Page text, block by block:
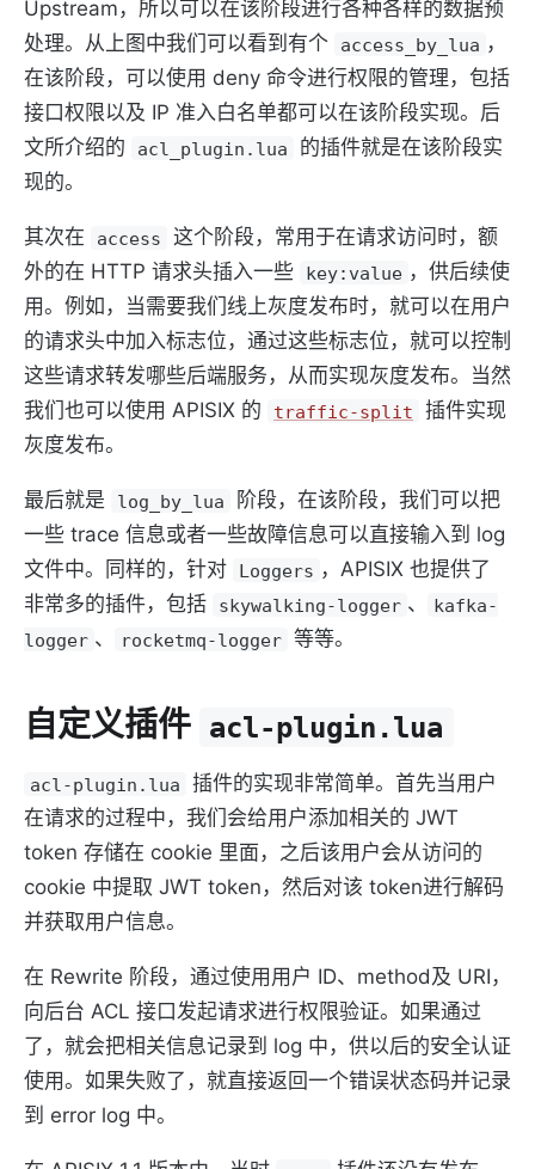
Upstream，所以可以在该阶段进行各种各样的数据预
处理。从上图中我们可以看到有个
access_by_lua ，
在该阶段，可以使用 deny 命令进行权限的管理，包括
接口权限以及 IP 准入白名单都可以在该阶段实现。后
文所介绍的
acl_plugin.lua
的插件就是在该阶段实
现的。
其次在 access
这个阶段，常用于在请求访问时，额
外的在 HTTP 请求头插入一些
key:value ，供后续使
用。例如，当需要我们线上灰度发布时，就可以在用户
的请求头中加入标志位，通过这些标志位，就可以控制
这些请求转发哪些后端服务，从而实现灰度发布。当然
我们也可以使用 APISIX 的
traffic-split
插件实现
灰度发布。
最后就是 log_by_lua
阶段，在该阶段，我们可以把
一些 trace 信息或者一些故障信息可以直接输入到 log
文件中。同样的，针对
Loggers ，APISIX 也提供了
非常多的插件，包括
skywalking-logger 、
kafka-
logger 、 rocketmq-logger 等等。
自定义插件 acl-plugin.lua
acl-plugin.lua
插件的实现非常简单。首先当用户
在请求的过程中，我们会给用户添加相关的 JWT
token 存储在 cookie 里面，之后该用户会从访问的
cookie 中提取 JWT token，然后对该 token进行解码
并获取用户信息。
在 Rewrite 阶段，通过使用用户 ID、method及 URI，
向后台 ACL 接口发起请求进行权限验证。如果通过
了，就会把相关信息记录到 log 中，供以后的安全认证
使用。如果失败了，就直接返回一个错误状态码并记录
到 error log 中。